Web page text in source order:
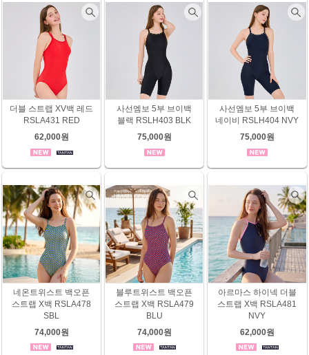
더블 스트랩 XV백 레드
RSLA431 RED
62,000원
사선엠보 5부 브이백
블랙 RSLH403 BLK
75,000원
사선엠보 5부 브이백
네이비 RSLH404 NVY
75,000원
네온트위스트 백오픈
스트랩 X백 RSLA478
SBL
74,000원
블루트위스트 백오픈
스트랩 X백 RSLA479
BLU
74,000원
아르마스 하이넥 더블
스트랩 X백 RSLA481
NVY
62,000원